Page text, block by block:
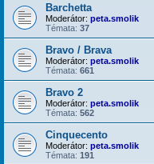
Barchetta
Moderátor: peta.smolik
Témata: 37
Bravo / Brava
Moderátor: peta.smolik
Témata: 661
Bravo 2
Moderátor: peta.smolik
Témata: 562
Cinquecento
Moderátor: peta.smolik
Témata: 191